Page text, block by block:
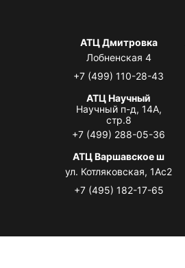
АТЦ Дмитровка
Лобненская 4
+7 (499) 110-28-43
АТЦ Научный
Научный п-д, 14А,
стр.8
+7 (499) 288-05-36
АТЦ Варшавское ш
ул. Котляковская, 1Ас2
+7 (495) 182-17-65